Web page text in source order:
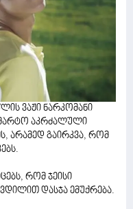
ვაჟი ნარკომანი
აკრძალული
არამედ გაირკვა, რომ
რომ ჯეისი
დასჯა ემუქრება.